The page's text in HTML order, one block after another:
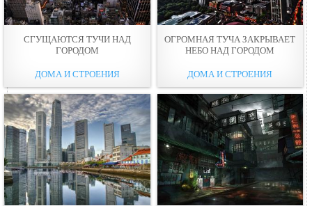
СГУЩАЮТСЯ ТУЧИ НАД
ГОРОДОМ
ДОМА И СТРОЕНИЯ
ОГРОМНАЯ ТУЧА ЗАКРЫВАЕТ
НЕБО НАД ГОРОДОМ
ДОМА И СТРОЕНИЯ